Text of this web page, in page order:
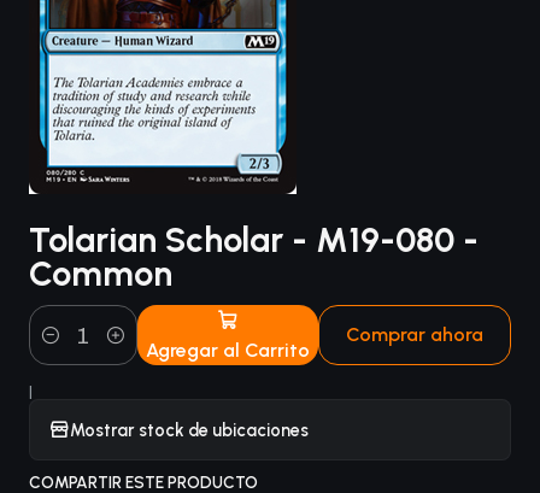
Tolarian Scholar - M19-080 -
Common
Cantidad Agregar al Carrito
Comprar ahora
|
Mostrar stock de ubicaciones
COMPARTIR ESTE PRODUCTO